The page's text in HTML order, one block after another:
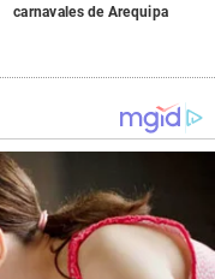
carnavales de Arequipa